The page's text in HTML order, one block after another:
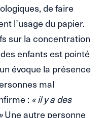
de faire
l’usage du papier.
sur la concentration
enfants est pointé
évoque la présence
mal
: « il y a des
Une autre personne